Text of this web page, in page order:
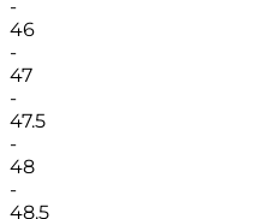
-
46
-
47
-
47.5
-
48
-
48.5